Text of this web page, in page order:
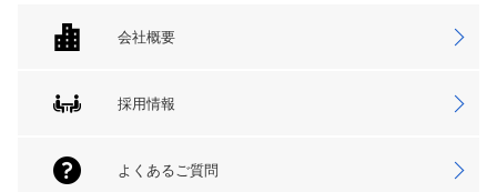
会社概要
採用情報
よくあるご質問